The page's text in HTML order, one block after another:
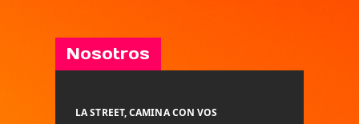
Nosotros
LA STREET, CAMINA CON VOS